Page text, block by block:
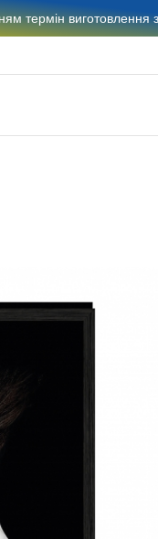
термін